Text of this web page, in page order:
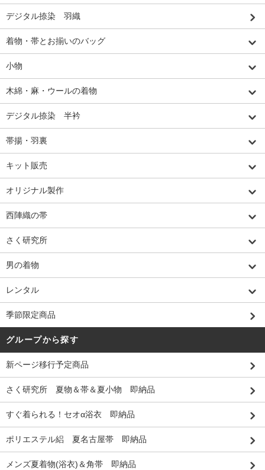
デジタル捺染 羽織
着物・帯とお揃いのバッグ
小物
木綿・麻・ウールの着物
デジタル捺染 半衿
帯揚・羽裏
キット販売
オリジナル製作
西陣織の帯
さく研究所
男の着物
レンタル
季節限定商品
グループから探す
新ページ移行予定商品
さく研究所 夏物＆帯＆夏小物 即納品
すぐ着られる！セオα浴衣 即納品
ポリエステル絽 夏名古屋帯 即納品
メンズ夏着物(浴衣)＆角帯 即納品